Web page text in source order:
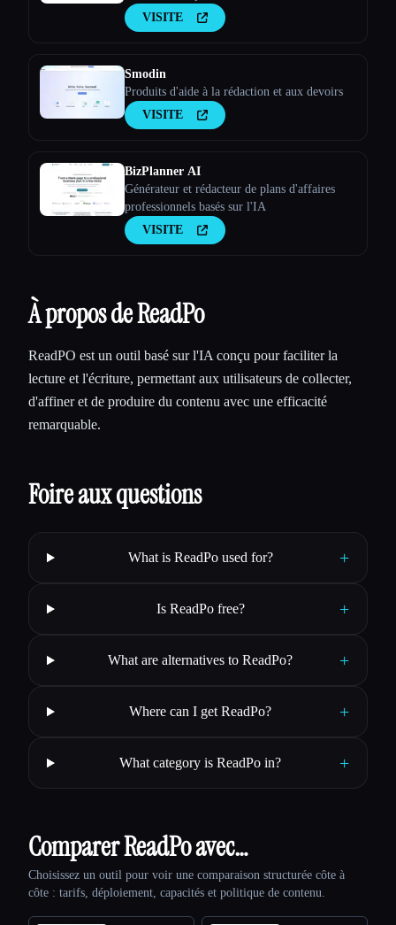
VISITE
Smodin
Produits d'aide à la rédaction et aux devoirs
VISITE
BizPlanner AI
Générateur et rédacteur de plans d'affaires
professionnels basés sur l'IA
VISITE
À propos de ReadPo
ReadPO est un outil basé sur l'IA conçu pour faciliter la
lecture et l'écriture, permettant aux utilisateurs de collecter,
d'affiner et de produire du contenu avec une efficacité
remarquable.
Foire aux questions
What is ReadPo used for? +
Is ReadPo free? +
What are alternatives to ReadPo? +
Where can I get ReadPo? +
What category is ReadPo in? +
Comparer ReadPo avec…
Choisissez un outil pour voir une comparaison structurée côte à
côte : tarifs, déploiement, capacités et politique de contenu.